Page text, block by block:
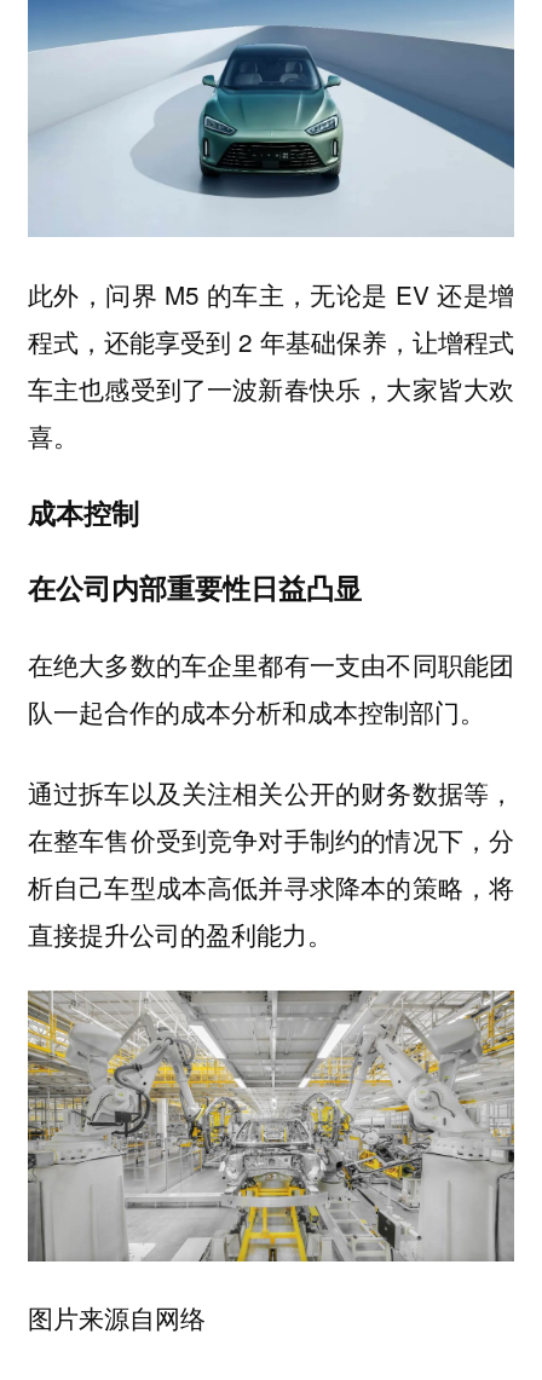
此外，问界 M5 的车主，无论是 EV 还是增
程式，还能享受到 2 年基础保养，让增程式
车主也感受到了一波新春快乐，大家皆大欢
喜。
成本控制
在公司内部重要性日益凸显
在绝大多数的车企里都有一支由不同职能团
队一起合作的成本分析和成本控制部门。
通过拆车以及关注相关公开的财务数据等，
在整车售价受到竞争对手制约的情况下，分
析自己车型成本高低并寻求降本的策略，将
直接提升公司的盈利能力。
图片来源自网络